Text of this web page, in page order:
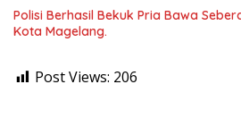
Polisi Berhasil Bekuk Pria Bawa
Kota Magelang.
Post Views: 206